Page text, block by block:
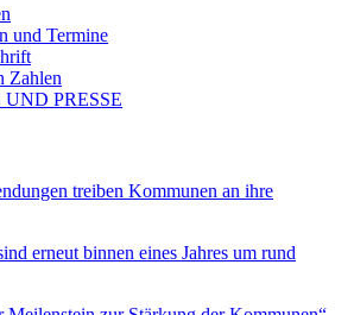
und Termine
Zahlen
PRESSE
treiben Kommunen an ihre
erneut binnen eines Jahres um rund